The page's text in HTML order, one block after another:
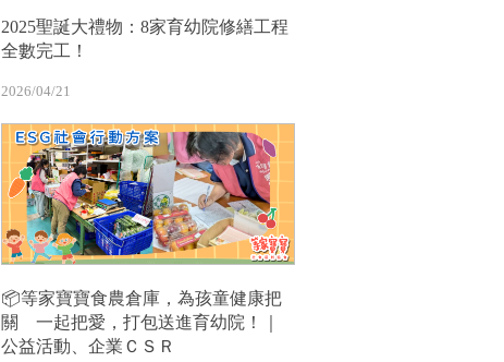
2025聖誕大禮物：8家育幼院修繕工程
全數完工！
2026/04/21
📦等家寶寶食農倉庫，為孩童健康把
關 一起把愛，打包送進育幼院！｜
公益活動、企業ＣＳＲ